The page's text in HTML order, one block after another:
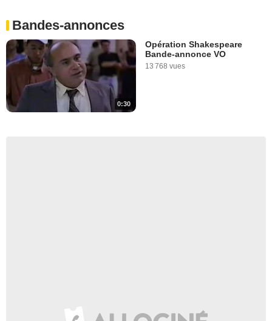
Bandes-annonces
0:30
Opération Shakespeare
Bande-annonce VO
13 768 vues